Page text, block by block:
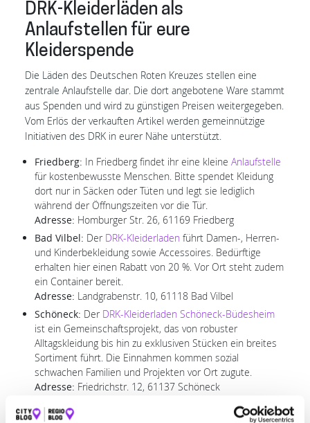
DRK-Kleiderläden als
Anlaufstellen für eure
Kleiderspende
Die Läden des Deutschen Roten Kreuzes stellen eine
zentrale Anlaufstelle dar. Die dort angebotene Ware stammt
aus Spenden und wird zu günstigen Preisen weitergegeben
Vom Erlös der verkauften Artikel werden gemeinnützige
Initiativen des DRK in eurer Nähe unterstützt
Friedberg: In Friedberg findet ihr eine kleine Anlaufstelle
für kostenbewusste Menschen. Bitte spendet Kleidung
dort nur in Säcken oder Tüten und legt sie lediglich
während der Öffnungszeiten vor die Tür.
Adresse: Homburger Str. 26, 61169 Friedberg
Bad Vilbel: Der DRK-Kleiderladen führt Damen-, Herren-
und Kinderbekleidung sowie Accessoires. Bedürftige
erhalten hier einen Rabatt von 20 %. Vor Ort steht zudem
ein Container bereit.
Adresse: Landgrabenstr. 10, 61118 Bad Vilbel
Schöneck: Der DRK-Kleiderladen Schöneck-Büdesheim
ist ein Gemeinschaftsprojekt, das von robuster
Alltagskleidung bis hin zu exklusiven Stücken ein breites
Sortiment führt. Die Einnahmen kommen sozial
schwachen Familien und Projekten vor Ort zugute.
Adresse: Friedrichstr. 12, 61137 Schöneck
Büdingen und Nidda:
DRK-Kleiderladen in Büdingen
unterstützt wohnsitzlose Menschen, die dort Kleidung